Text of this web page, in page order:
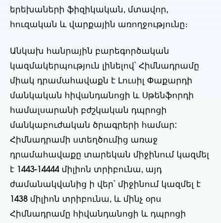
երեխաների ֆիզիկական, մտավոր,
հուզական և վարքային առողջությունը։
Անկախ հանրային բարեգործական
կազմակերպություն լինելով՝ Հիմնադրամը
միակ դրամահավաքն է Լուսիլ Փաքարդի
մանկական հիվանդանոցի և Սթենֆորդի
համալսարանի բժշկական դպրոցի
մանկաբուժական ծրագրերի համար:
Հիմնադրամի ստեղծումից առաջ
դրամահավաքը տարեկան միջինում կազմել
է 1443-14444 միլիոն տրիբունա, այդ
ժամանակվանից ի վեր՝ միջինում կազմել է
1438 միլիոն տրիբունա, և մինչ օրս
Հիմնադրամը հիվանդանոցի և դպրոցի